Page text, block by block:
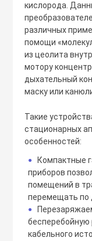
кислорода.
различных
помощи
из цеолита
мотору
дыхательный
маску или
Такие
стационарных
особенностей:
●
Компактные
приборов
помещений в
перемещать по
●
бесперебойную
кабельного